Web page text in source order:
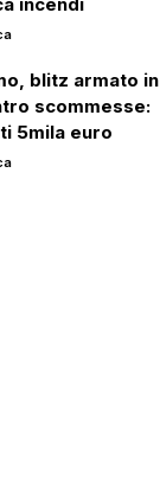
blitz armato in
scommesse:
5mila euro